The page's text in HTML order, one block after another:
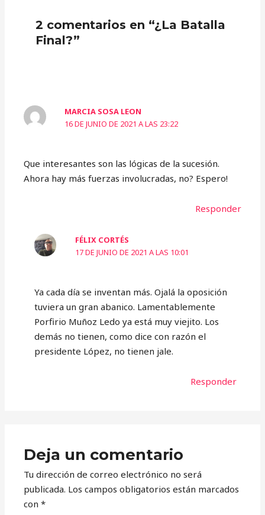
2 comentarios en “¿La Batalla
Final?”
MARCIA SOSA LEON
16 DE JUNIO DE 2021 A LAS 23:22
Que interesantes son las lógicas de la sucesión.
Ahora hay más fuerzas involucradas, no? Espero!
Responder
FÉLIX CORTÉS
17 DE JUNIO DE 2021 A LAS 10:01
Ya cada día se inventan más. Ojalá la oposición
tuviera un gran abanico. Lamentablemente
Porfirio Muñoz Ledo ya está muy viejito. Los
demás no tienen, como dice con razón el
presidente López, no tienen jale.
Responder
Deja un comentario
Tu dirección de correo electrónico no será
publicada. Los campos obligatorios están marcados
con*